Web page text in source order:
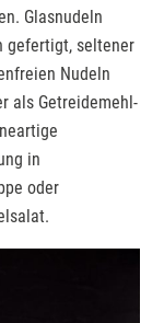
Glasnudeln
gefertigt, seltener
Nudeln
als Getreidemehl-
in
oder